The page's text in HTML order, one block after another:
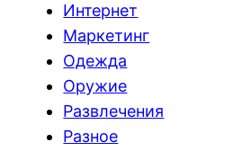
Интернет
Маркетинг
Одежда
Оружие
Развлечения
Разное